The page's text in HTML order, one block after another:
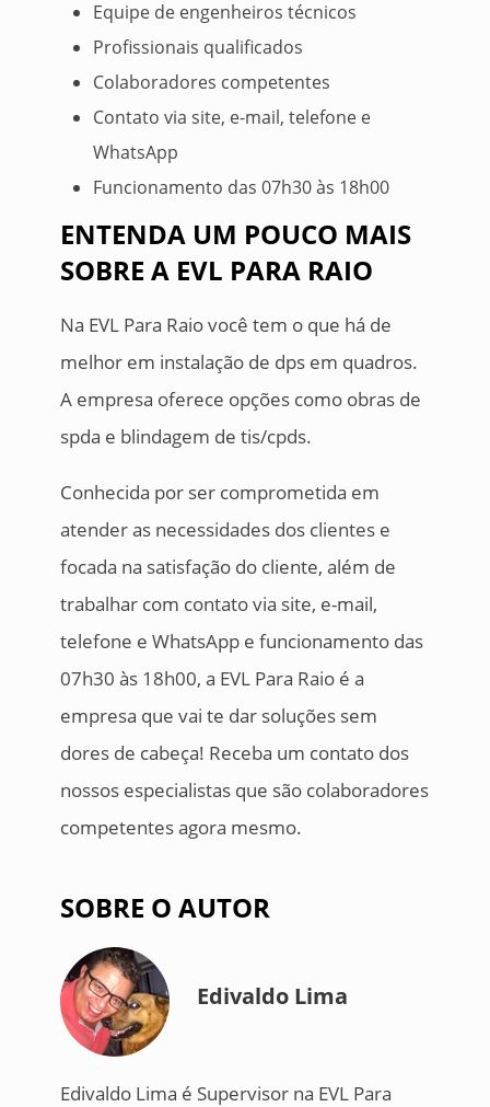
Equipe de engenheiros técnicos
Profissionais qualificados
Colaboradores competentes
Contato via site, e-mail, telefone e
WhatsApp
Funcionamento das 07h30 às 18h00
ENTENDA UM POUCO MAIS
SOBRE A EVL PARA RAIO
Na EVL Para Raio você tem o que há de
melhor em instalação de dps em quadros.
A empresa oferece opções como obras de
spda e blindagem de tis/cpds.
Conhecida por ser comprometida em
atender as necessidades dos clientes e
focada na satisfação do cliente, além de
trabalhar com contato via site, e-mail,
telefone e WhatsApp e funcionamento das
07h30 às 18h00, a EVL Para Raio é a
empresa que vai te dar soluções sem
dores de cabeça! Receba um contato dos
nossos especialistas que são colaboradores
competentes agora mesmo.
SOBRE O AUTOR
Edivaldo Lima
Edivaldo Lima é Supervisor na EVL Para